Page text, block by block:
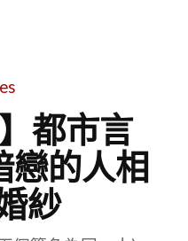
都市言
戀的人相
紗